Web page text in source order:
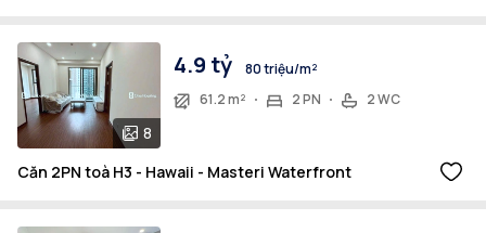
8
4.9 tỷ
80 triệu/m²
61.2 m²
2 PN 2 WC
Căn 2PN toà H3 - Hawaii - Masteri Waterfront